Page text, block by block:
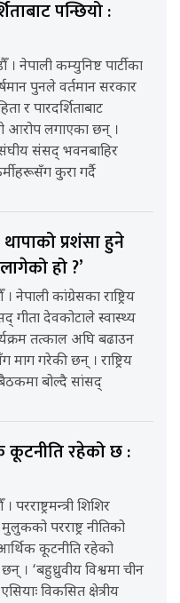
पन्छियो :
। नेपाली कम्युनिष्ट पार्टीका
पुनले वर्तमान सरकार
र पारदर्शिताबाट
आरोप लगाएका छन् ।
संसद् भवनबाहिर
कुरा गर्दै
प्रशंसा हुने
हो ?’
नेपाली कांग्रेसका राष्ट्रिय
गीता देवकोटाले स्वास्थ्य
तत्काल अघि बढाउन
माग गरेकी छन् । राष्ट्रिय
बोल्दै सांसद्
कूटनीति रहेको छ :
परराष्ट्रमन्त्री शिशिर
परराष्ट्र नीतिको
कूटनीति रहेको
। ‘बहुध्रुवीय विश्वमा चीन
विकसित क्षेत्रीय